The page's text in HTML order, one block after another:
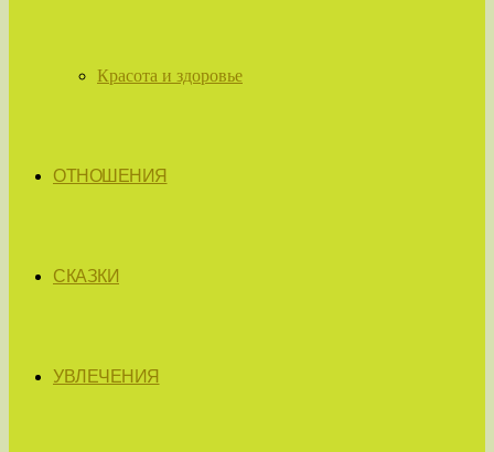
Красота и здоровье
ОТНОШЕНИЯ
СКАЗКИ
УВЛЕЧЕНИЯ